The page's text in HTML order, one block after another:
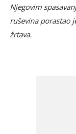
Njegovim
ruševina porastao
žrtava.